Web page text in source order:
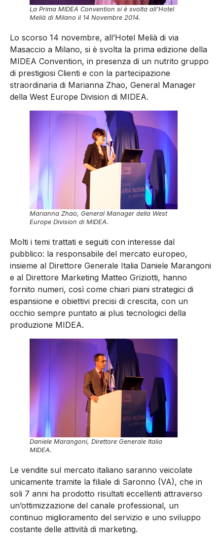
La Prima MIDEA Convention si è svolta all’Hotel
Melià di Milano il 14 Novembre 2014.
Lo scorso 14 novembre, all’Hotel Melià di via
Masaccio a Milano, si è svolta la prima edizione della
MIDEA Convention, in presenza di un nutrito gruppo
di prestigiosi Clienti e con la partecipazione
straordinaria di Marianna Zhao, General Manager
della West Europe Division di MIDEA.
Marianna Zhao, General Manager della West
Europe Division di MIDEA.
Molti i temi trattati e seguiti con interesse dal
pubblico: la responsabile del mercato europeo,
insieme al Direttore Generale Italia Daniele Marangoni
e al Direttore Marketing Matteo Griziotti, hanno
fornito numeri, così come chiari piani strategici di
espansione e obiettivi precisi di crescita, con un
occhio sempre puntato ai plus tecnologici della
produzione MIDEA.
Daniele Marangoni, Direttore Generale Italia
MIDEA.
Le vendite sul mercato italiano saranno veicolate
unicamente tramite la filiale di Saronno (VA), che in
soli 7 anni ha prodotto risultati eccellenti attraverso
un’ottimizzazione del canale professional, un
continuo miglioramento del servizio e uno sviluppo
costante delle attività di marketing.